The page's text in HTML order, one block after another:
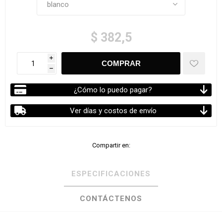
$ 382,5
i
h
¿Cómo lo puedo pagar?
Ver días y costos de envío
Compartir en:
ESPECIFICACIONES
CONTÁCTENOS